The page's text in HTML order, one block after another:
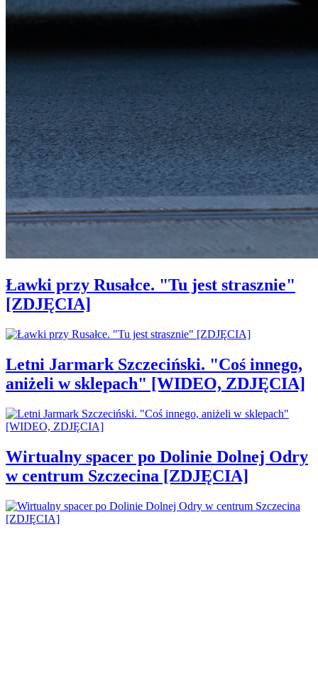
Ławki przy Rusałce. "Tu jest strasznie"
[ZDJĘCIA]
Letni Jarmark Szczeciński. "Coś innego,
aniżeli w sklepach" [WIDEO, ZDJĘCIA]
Wirtualny spacer po Dolinie Dolnej Odry
w centrum Szczecina [ZDJĘCIA]